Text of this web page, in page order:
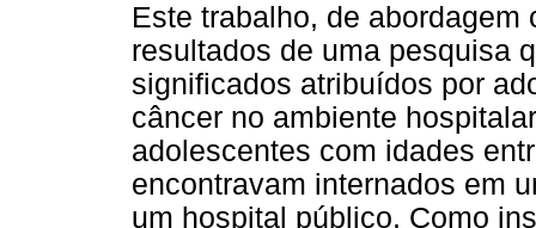
Este trabalho, de
resultados de uma pesquisa
significados atribuídos por
câncer no ambiente
adolescentes com idades
encontravam internados em
um hospital público. Como